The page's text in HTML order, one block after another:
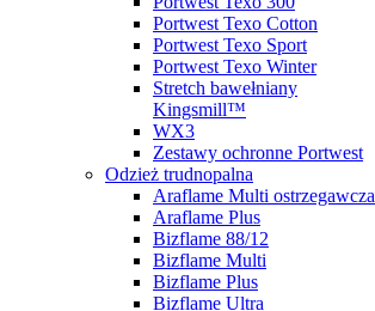
Portwest Texo Cotton
Portwest Texo Sport
Portwest Texo Winter
Stretch bawełniany
Kingsmill™
WX3
Zestawy ochronne Portwest
Odzież trudnopalna
Araflame Multi ostrzegawcza
Araflame Plus
Bizflame 88/12
Bizflame Multi
Bizflame Plus
Bizflame Ultra